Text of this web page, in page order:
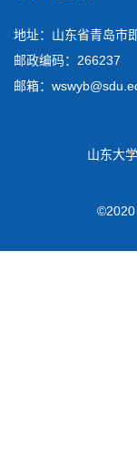
地址：山东省青岛市
邮政编码：266237
邮箱：
山东大
©2020